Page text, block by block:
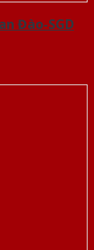
Đào-SGD